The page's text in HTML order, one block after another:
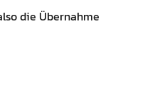
die Übernahme